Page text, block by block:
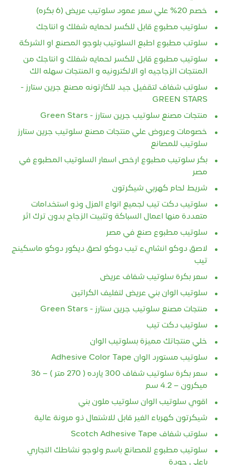
خصم 20% علي سعر عمود سلوتيب عريض (6 بكره)
سلوتيب مطبوع قابل للكسر لحمايه شغلك و انتاجك
سلوتب مطبوع اطبع السلوتيب بلوجو المصنع او الشركة
سلوتيب مطبوع قابل للكسر لحمايه شغلك و انتاجك من
المنتجات الزجاجيه او الالكترونيه و المنتجات سهله الك
سلوتب شفاف لتقفيل جيد للكارتونه مصنع جرين ستارز -
GREEN STARS
منتجات مصنع سلوتيب جرين ستارز - Green Stars
خصومات وعروض علي منتجات مصنع سلوتيب جرين ستارز
سلوتيب للمصانع
بكر سلوتيب مطبوع ارخص اسعار السلوتيب المطبوع في
مصر
شريط لحام كهربي شيكرتون
سلوتيب دكت تيب لجميع انواع العزل وذو استخدامات
متعددة منها اعمال السباكة وتثبيت الزجاج بدون ترك اثر
سلوتيب مطبوع صنع في مصر
لاصق دوكو انشايء تيب دوكو لصق ديكور دوكو ماسكينج
تيب
سعر بكرة سلوتيب شفاف عريض
سلوتيب الوان بني عريض لتغليف الكراتين
منتجات مصنع سلوتيب جرين ستارز - Green Stars
سلوتيب دكت تيب
خلي منتجاتك مميزة بسلوتيب الوان
سلوتيب مستورد الوان Adhesive Color Tape
سعر بكرة سلوتيب شفاف 300 يارده ( 270 متر ) – 36
ميكرون – 4.2 سم
اقوي سلوتيب الوان سلوتيب ملون بني
شيكرتون كهرباء الغير قابل للاشتعال ذو مرونة عالية
سلوتب شفاف Scotch Adhesive Tape
سلوتيب مطبوع للمصانع باسم ولوجو نشاطك التجاري
باعلي جودة